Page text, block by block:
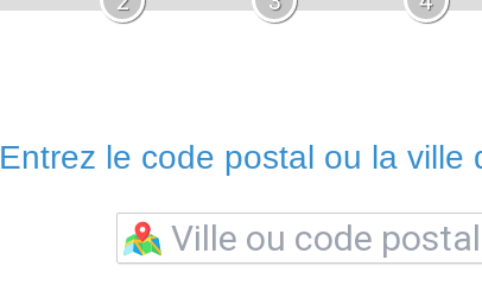
Entrez le code postal ou la ville